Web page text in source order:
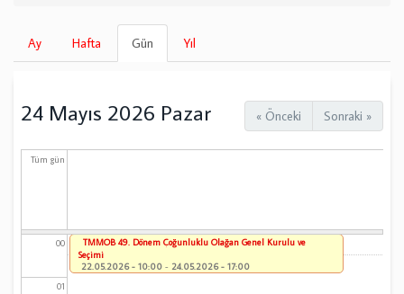
Birincil
sekmeler
Ay Hafta Gün
sekme)
Yıl
« Önceki Sonraki »
24 Mayıs 2026 Pazar
Tüm gün
00
01
TMMOB 49. Dönem Çoğunluklu Olağan Genel Kurulu ve
Seçimi
22.05.2026 - 10:00 - 24.05.2026 - 17:00